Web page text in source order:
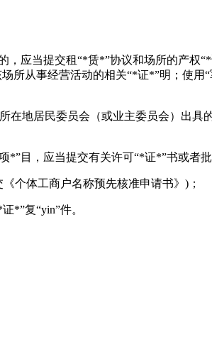
应当提交租“*赁*”协议和场所的产权
所从事经营活动的相关“*证*”明；使用
在地居民委员会（或业主委员会）出
目，应当提交有关许可“*证*”书或者批
个体工商户名称预先核准申请书》)；
*”复“yin”件。